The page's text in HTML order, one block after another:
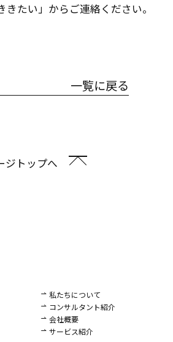
たい」からご連絡ください。
一覧に戻る
ジトップへ
私たちについて
コンサルタント紹介
会社概要
サービス紹介